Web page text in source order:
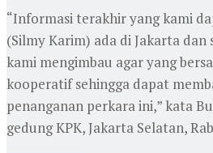
“Informasi terakhir yang kami
(Silmy Karim) ada di Jakarta
kami mengimbau agar yang
kooperatif sehingga dapat
penanganan perkara ini,” kata
gedung KPK, Jakarta Selatan,